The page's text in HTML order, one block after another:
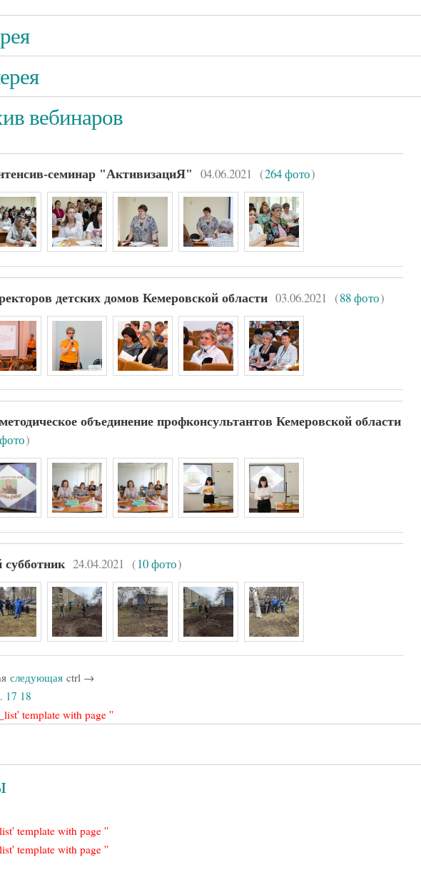
вебинаров
семинар "АктивизациЯ" 04.06.2021 (264 фото)
детских домов Кемеровской области 03.06.2021 (88 фото)
объединение профконсультантов Кемеровской области
)
субботник 24.04.2021 (10 фото)
следующая ctrl →
17 18
template with page ''
template with page ''
template with page ''